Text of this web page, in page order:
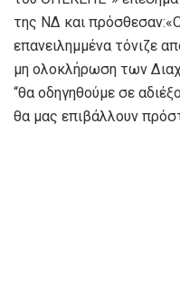
της ΝΔ και
επανειλημμένα τόνιζε
μη ολοκλήρωση των
“θα οδηγηθούμε σε
θα μας επιβάλλουν